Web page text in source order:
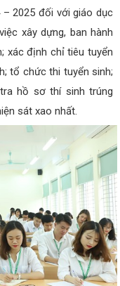
2025 đối với giáo dục
xây dựng, ban hành
xác định chỉ tiêu tuyển
tổ chức thi tuyển sinh;
hồ sơ thí sinh trúng
sát xao nhất.